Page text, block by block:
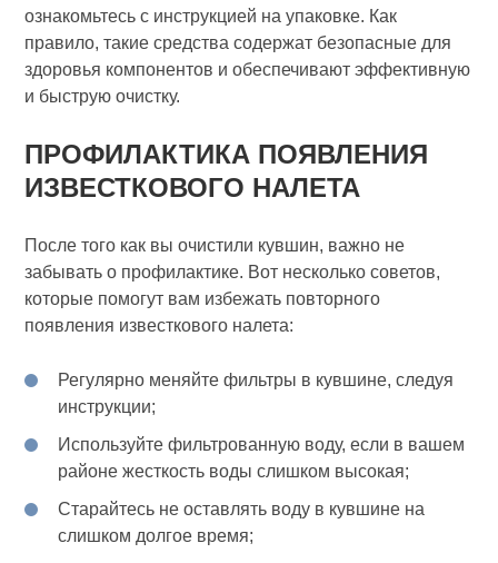
ознакомьтесь с инструкцией на упаковке. Как
правило, такие средства содержат безопасные для
здоровья компонентов и обеспечивают эффективную
и быструю очистку.
ПРОФИЛАКТИКА ПОЯВЛЕНИЯ
ИЗВЕСТКОВОГО НАЛЕТА
После того как вы очистили кувшин, важно не
забывать о профилактике. Вот несколько советов,
которые помогут вам избежать повторного
появления известкового налета:
Регулярно меняйте фильтры в кувшине, следуя
инструкции;
Используйте фильтрованную воду, если в вашем
районе жесткость воды слишком высокая;
Старайтесь не оставлять воду в кувшине на
слишком долгое время;